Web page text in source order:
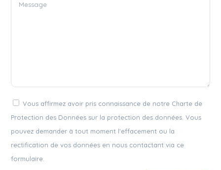
Vous affirmez avoir pris connaissance de notre Charte de
Protection des Données sur la protection des données. Vous
pouvez demander à tout moment l'effacement ou la
rectification de vos données en nous contactant via ce
formulaire.